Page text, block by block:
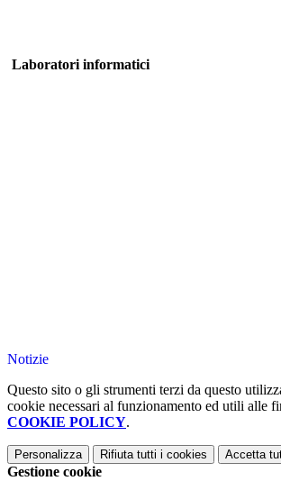
Laboratori informatici
Notizie
Questo sito o gli strumenti terzi da questo
cookie necessari al funzionamento ed utili alle
COOKIE POLICY.
Personalizza Rifiuta tutti i cookies Accetta
Gestione cookie